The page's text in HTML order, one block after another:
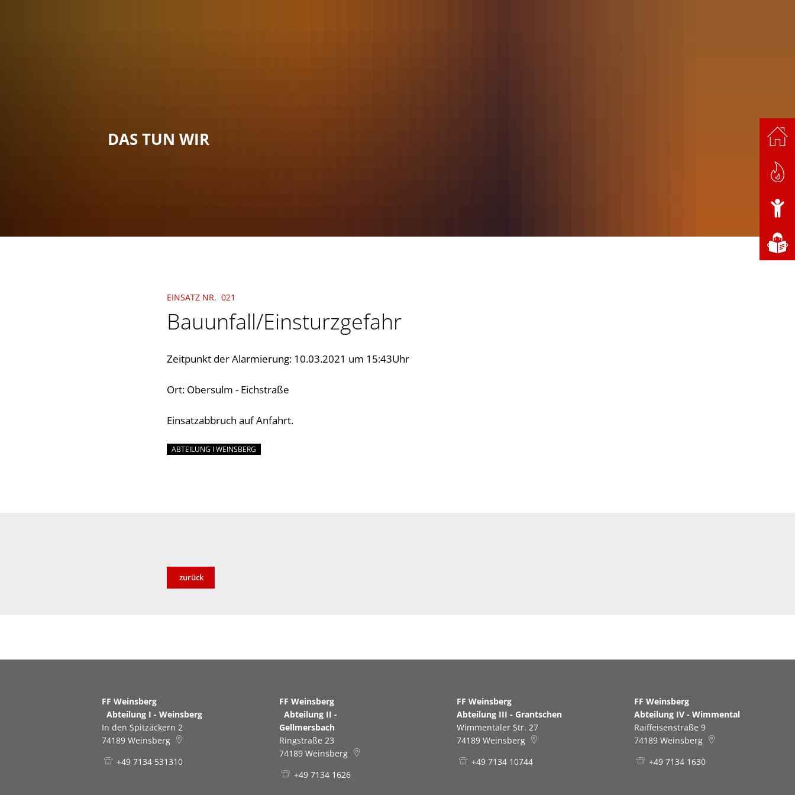
DAS TUN WIR
EINSATZ NR. 021
Bauunfall/Einsturzgefahr
Zeitpunkt der Alarmierung: 10.03.2021 um 15:43Uhr
Ort: Obersulm - Eichstraße
Einsatzabbruch auf Anfahrt.
ABTEILUNG I WEINSBERG
zurück
FF Weinsberg
Abteilung I - Weinsberg
In den Spitzäckern 2
74189 Weinsberg
+49 7134 531310
FF Weinsberg
Abteilung II -
Gellmersbach
Ringstraße 23
74189 Weinsberg
+49 7134 1626
FF Weinsberg
Abteilung III - Grantschen
Wimmentaler Str. 27
74189 Weinsberg
+49 7134 10744
FF Weinsberg
Abteilung IV - Wimmental
Raiffeisenstraße 9
74189 Weinsberg
+49 7134 1630